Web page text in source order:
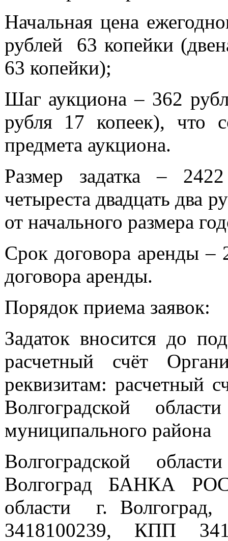
Начальная цена
рублей 63 копейки
63 копейки);
Шаг аукциона – 362
рубля 17 копеек), что
предмета аукциона.
Размер задатка –
четыреста двадцать два
от начального размера
Срок договора аренды –
договора аренды.
Порядок приема заявок:
Задаток вносится до
расчетный счёт
реквизитам: расчетный
Волгоградской
муниципального района
Волгоградской
Волгоград БАНКА
области г.
3418100239, КПП